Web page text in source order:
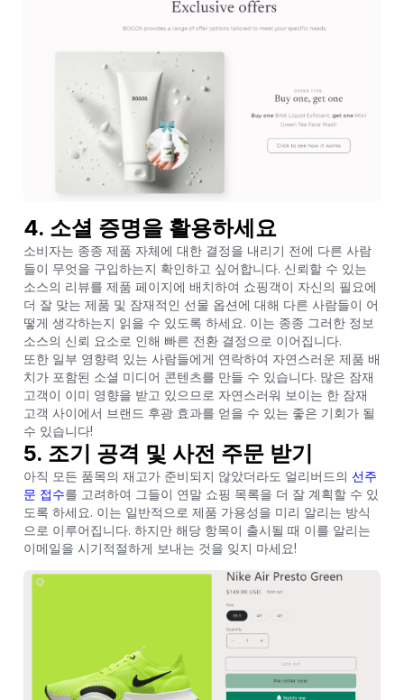
4. 소셜 증명을 활용하세요
소비자는 종종 제품 자체에 대한 결정을 내리기 전에 다른 사람
들이 무엇을 구입하는지 확인하고 싶어합니다. 신뢰할 수 있는
소스의 리뷰를 제품 페이지에 배치하여 쇼핑객이 자신의 필요에
더 잘 맞는 제품 및 잠재적인 선물 옵션에 대해 다른 사람들이 어
떻게 생각하는지 읽을 수 있도록 하세요. 이는 종종 그러한 정보
소스의 신뢰 요소로 인해 빠른 전환 결정으로 이어집니다.
또한 일부 영향력 있는 사람들에게 연락하여 자연스러운 제품 배
치가 포함된 소셜 미디어 콘텐츠를 만들 수 있습니다. 많은 잠재
고객이 이미 영향을 받고 있으므로 자연스러워 보이는 한 잠재
고객 사이에서 브랜드 후광 효과를 얻을 수 있는 좋은 기회가 될
수 있습니다!
5. 조기 공격 및 사전 주문 받기
아직 모든 품목의 재고가 준비되지 않았더라도 얼리버드의 선주
문 접수를 고려하여 그들이 연말 쇼핑 목록을 더 잘 계획할 수 있
도록 하세요. 이는 일반적으로 제품 가용성을 미리 알리는 방식
으로 이루어집니다. 하지만 해당 항목이 출시될 때 이를 알리는
이메일을 시기적절하게 보내는 것을 잊지 마세요!